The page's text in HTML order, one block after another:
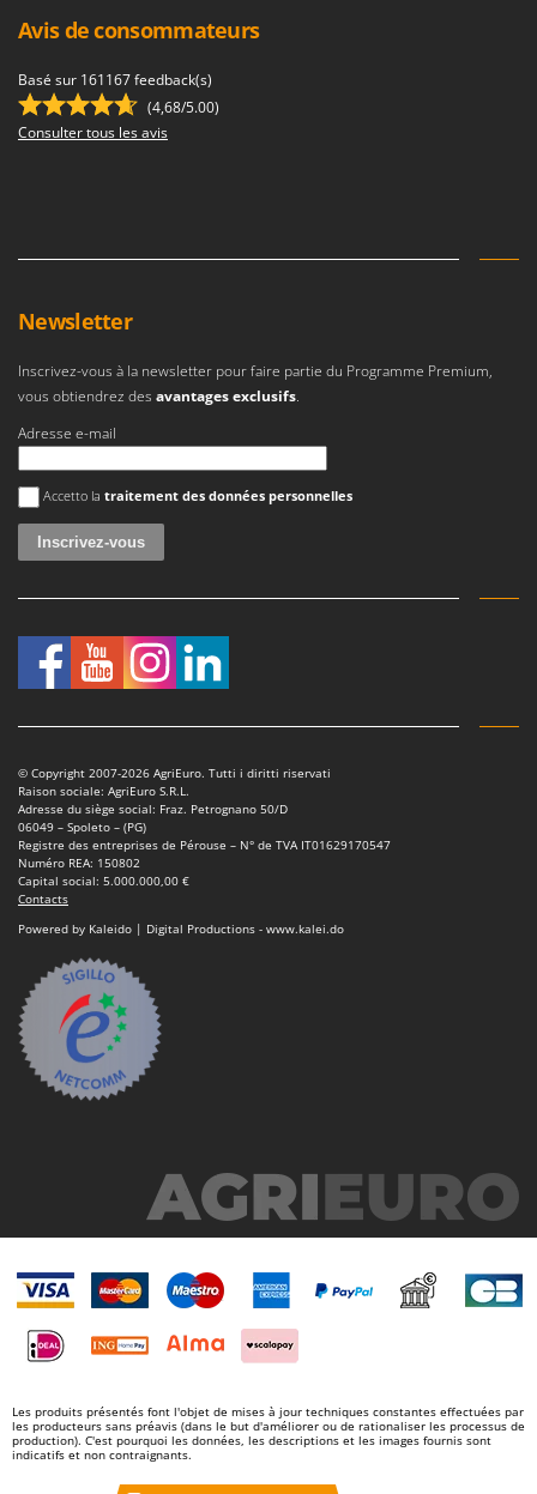
Avis de consommateurs
Basé sur 161167 feedback(s)
(4,68/5.00)
Consulter tous les avis
Newsletter
Inscrivez-vous à la newsletter pour faire partie du Programme Premium,
vous obtiendrez des avantages exclusifs.
Adresse e-mail
Une erreur est survenue
Accetto la traitement des données personnelles
© Copyright 2007-2026 AgriEuro. Tutti i diritti riservati
Raison sociale: AgriEuro S.R.L.
Adresse du siège social: Fraz. Petrognano 50/D
06049 – Spoleto – (PG)
Registre des entreprises de Pérouse – N° de TVA IT01629170547
Numéro REA: 150802
Capital social: 5.000.000,00 €
Contacts
Powered by Kaleido | Digital Productions - www.kalei.do
Les produits présentés font l'objet de mises à jour techniques constantes effectuées par
les producteurs sans préavis (dans le but d'améliorer ou de rationaliser les processus de
production). C'est pourquoi les données, les descriptions et les images fournis sont
indicatifs et non contraignants.